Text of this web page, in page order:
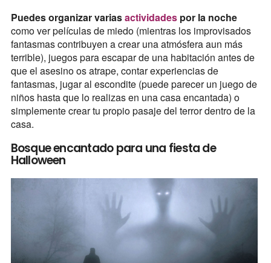
Puedes organizar variasactividades por la noche
como ver películas de miedo (mientras los improvisados
fantasmas contribuyen a crear una atmósfera aun más
terrible), juegos para escapar de una habitación antes de
que el asesino os atrape, contar experiencias de
fantasmas, jugar al escondite (puede parecer un juego de
niños hasta que lo realizas en una casa encantada) o
simplemente crear tu propio pasaje del terror dentro de la
casa.
Bosque encantado para una fiesta de
Halloween